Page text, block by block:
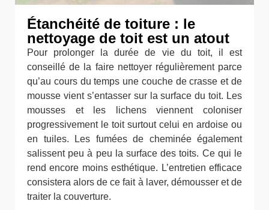
Étanchéité de toiture : le
nettoyage de toit est un atout
Pour prolonger la durée de vie du toit, il est
conseillé de la faire nettoyer régulièrement parce
qu’au cours du temps une couche de crasse et de
mousse vient s’entasser sur la surface du toit. Les
mousses et les lichens viennent coloniser
progressivement le toit surtout celui en ardoise ou
en tuiles. Les fumées de cheminée également
salissent peu à peu la surface des toits. Ce qui le
rend encore moins esthétique. L’entretien efficace
consistera alors de ce fait à laver, démousser et de
traiter la couverture.